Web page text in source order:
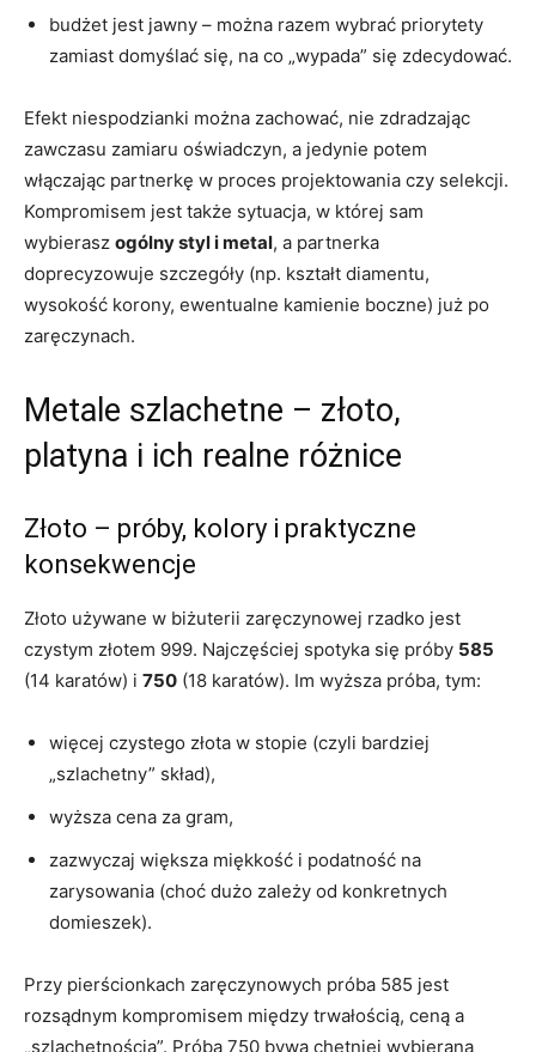
budżet jest jawny – można razem wybrać priorytety
zamiast domyślać się, na co „wypada” się zdecydować.
Efekt niespodzianki można zachować, nie zdradzając
zawczasu zamiaru oświadczyn, a jedynie potem
włączając partnerkę w proces projektowania czy selekcji.
Kompromisem jest także sytuacja, w której sam
wybierasz ogólny styl i metal, a partnerka
doprecyzowuje szczegóły (np. kształt diamentu,
wysokość korony, ewentualne kamienie boczne) już po
zaręczynach.
Metale szlachetne – złoto,
platyna i ich realne różnice
Złoto – próby, kolory i praktyczne
konsekwencje
Złoto używane w biżuterii zaręczynowej rzadko jest
czystym złotem 999. Najczęściej spotyka się próby 585
(14 karatów) i 750 (18 karatów). Im wyższa próba, tym:
więcej czystego złota w stopie (czyli bardziej
„szlachetny” skład),
wyższa cena za gram,
zazwyczaj większa miękkość i podatność na
zarysowania (choć dużo zależy od konkretnych
domieszek).
Przy pierścionkach zaręczynowych próba 585 jest
rozsądnym kompromisem między trwałością, ceną a
„szlachetnością”. Próba 750 bywa chętniej wybierana